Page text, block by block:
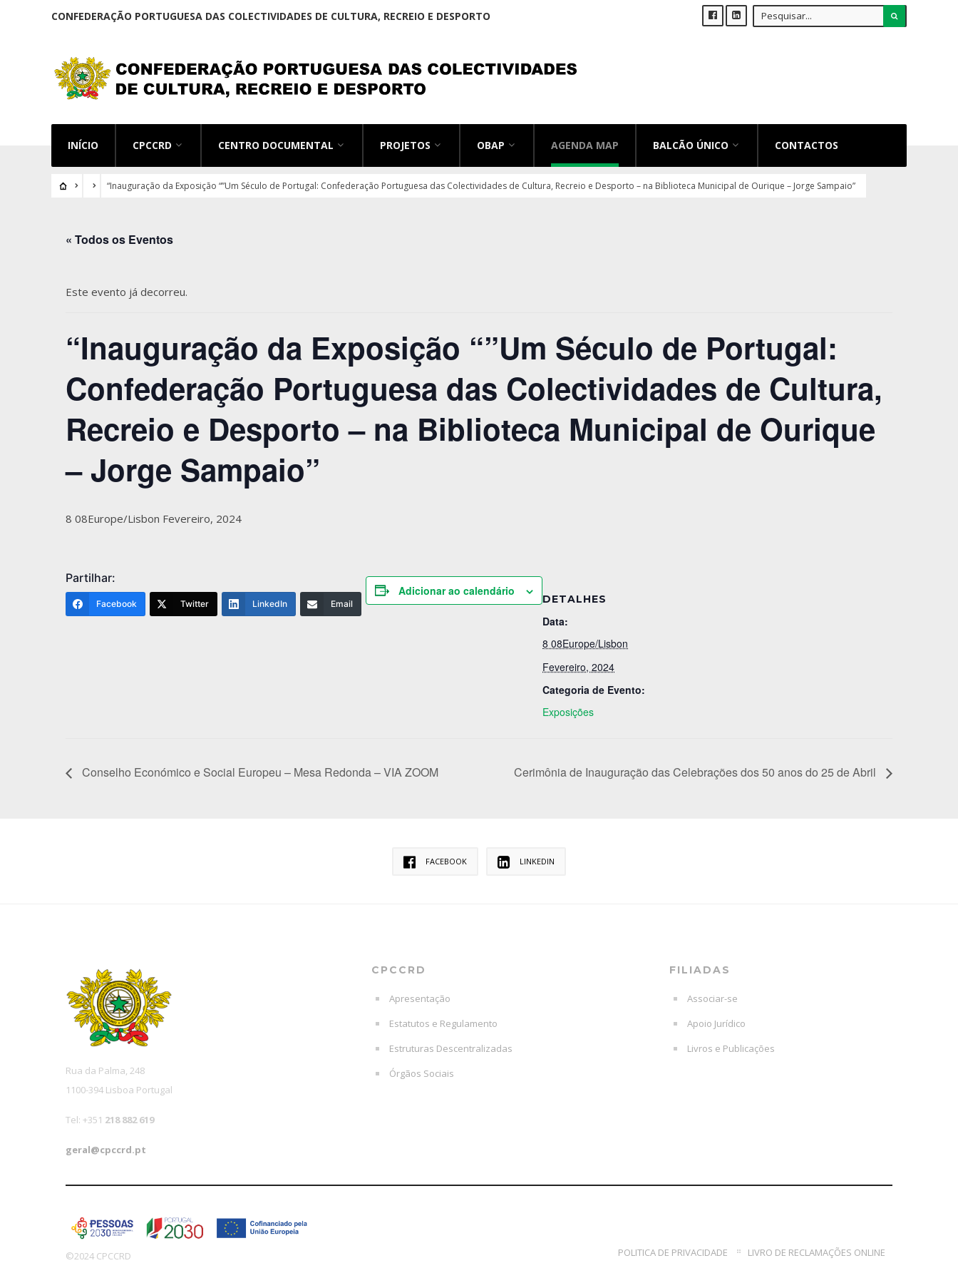
CONFEDERAÇÃO PORTUGUESA DAS COLECTIVIDADES DE CULTURA, RECREIO E DESPORTO
INÍCIO CPCCRD CENTRO DOCUMENTAL PROJETOS OBAP AGENDA MAP BALCÃO ÚNICO CONTACTOS
“Inauguração da Exposição “”Um Século de Portugal: Confederação Portuguesa das Colectividades de Cultura, Recreio e Desporto – na Biblioteca Municipal de Ourique – Jorge Sampaio”
« Todos os Eventos
Este evento já decorreu.
“Inauguração da Exposição “”Um Século de Portugal:
Confederação Portuguesa das Colectividades de Cultura,
Recreio e Desporto – na Biblioteca Municipal de Ourique
– Jorge Sampaio”
8 08Europe/Lisbon Fevereiro, 2024
Partilhar:
Facebook Twitter LinkedIn Email
Adicionar ao calendário
DETALHES
Data:
8 08Europe/Lisbon
Fevereiro, 2024
Categoria de Evento:
Exposições
Conselho Económico e Social Europeu – Mesa Redonda – VIA ZOOM Cerimônia de Inauguração das Celebrações dos 50 anos do 25 de Abril
FACEBOOK LINKEDIN
Rua da Palma, 248
1100-394 Lisboa Portugal
Tel: +351 218 882 619
geral@cpccrd.pt
CPCCRD
Apresentação
Estatutos e Regulamento
Estruturas Descentralizadas
Órgãos Sociais
FILIADAS
Associar-se
Apoio Jurídico
Livros e Publicações
©2024 CPCCRD POLITICA DE PRIVACIDADE LIVRO DE RECLAMAÇÕES ONLINE